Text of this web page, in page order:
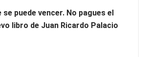
se puede vencer. No pagues el
libro de Juan Ricardo Palacio